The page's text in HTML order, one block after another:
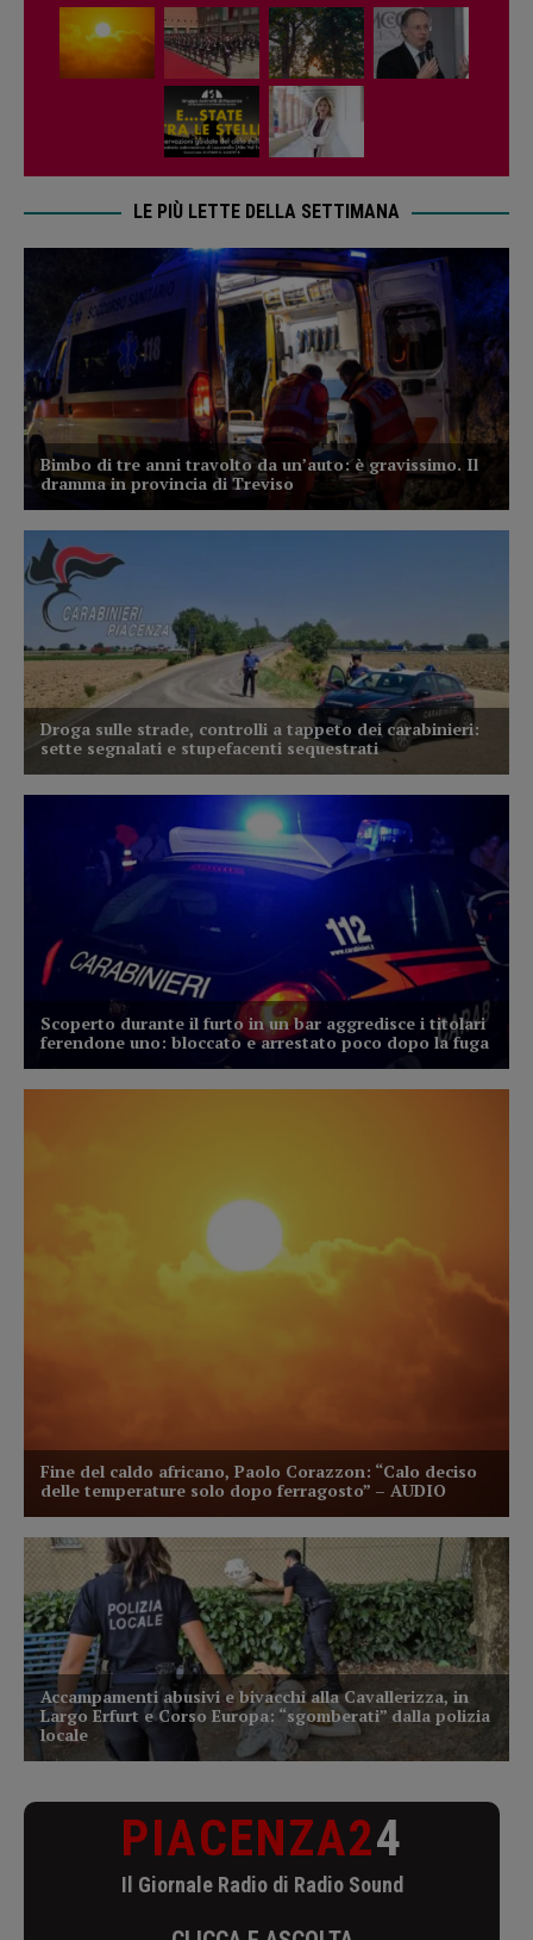
LE PIÙ LETTE DELLA SETTIMANA
PIACENZA24
Il Giornale Radio di Radio Sound